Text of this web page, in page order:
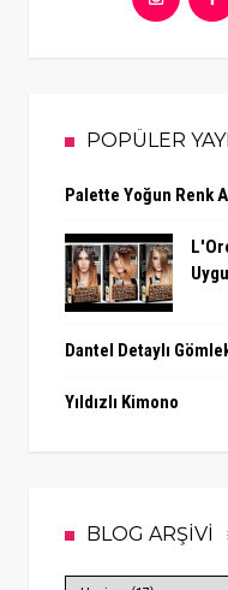
POPÜLER
Palette Yoğun Renk
Dantel Detaylı
Yıldızlı Kimono
BLOG ARŞİVİ